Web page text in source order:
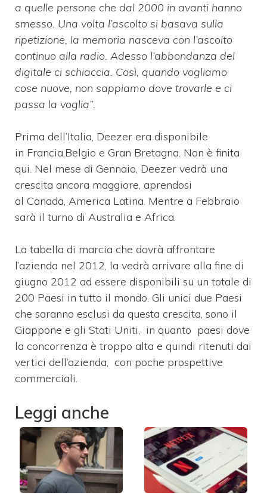
a quelle persone che dal 2000 in avanti hanno
smesso. Una volta l’ascolto si basava sulla
ripetizione, la memoria nasceva con l’ascolto
continuo alla radio. Adesso l’abbondanza del
digitale ci schiaccia. Così, quando vogliamo
cose nuove, non sappiamo dove trovarle e ci
passa la voglia”.
Prima dell’Italia, Deezer era disponibile
in Francia,Belgio e Gran Bretagna. Non è finita
qui. Nel mese di Gennaio, Deezer vedrà una
crescita ancora maggiore, aprendosi
al Canada, America Latina. Mentre a Febbraio
sarà il turno di Australia e Africa.
La tabella di marcia che dovrà affrontare
l’azienda nel 2012, la vedrà arrivare alla fine di
giugno 2012 ad essere disponibili su un totale di
200 Paesi in tutto il mondo. Gli unici due Paesi
che saranno esclusi da questa crescita, sono il
Giappone e gli Stati Uniti, in quanto paesi dove
la concorrenza è troppo alta e quindi ritenuti dai
vertici dell’azienda, con poche prospettive
commerciali.
Leggi anche